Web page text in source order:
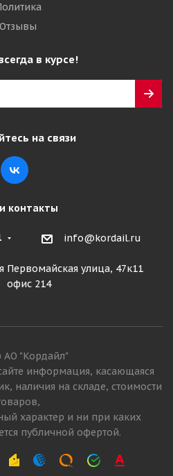
Отзывы
в курсе!
на связи
контакты
info@kordail.ru
Первомайская улица, 47к11
офис 214
АО "Кордайл"
информация, касающаяся
наличия на складе, стоимости
характер и ни при каких
публичной офертой.